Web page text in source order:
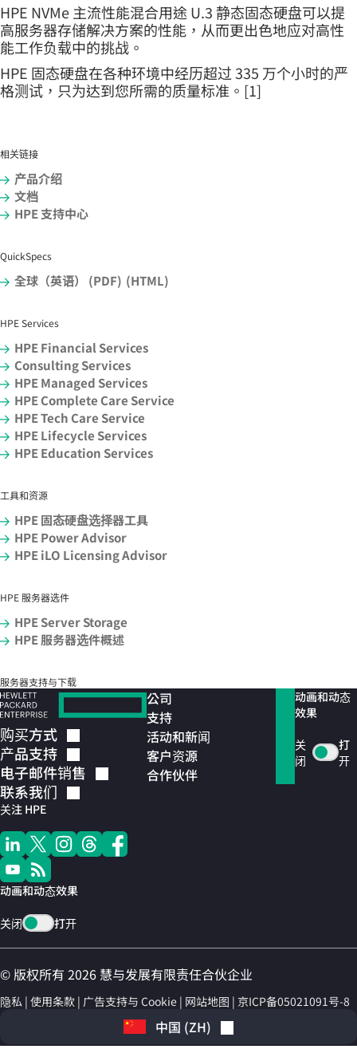
HPE NVMe 主流性能混合用途 U.3 静态固态硬盘可以提
高服务器存储解决方案的性能，从而更出色地应对高性
能工作负载中的挑战。
HPE 固态硬盘在各种环境中经历超过 335 万个小时的严
格测试，只为达到您所需的质量标准。[1]
相关链接
产品介绍
文档
HPE 支持中心
QuickSpecs
全球（英语） (PDF) (HTML)
HPE Services
HPE Financial Services
Consulting Services
HPE Managed Services
HPE Complete Care Service
HPE Tech Care Service
HPE Lifecycle Services
HPE Education Services
工具和资源
HPE 固态硬盘选择器工具
HPE Power Advisor
HPE iLO Licensing Advisor
HPE 服务器选件
HPE Server Storage
HPE 服务器选件概述
服务器支持与下载
购买方式
产品支持
电子邮件销售
联系我们
关注 HPE
动画和动态效果
关闭 打开
公司
支持
活动和新闻
客户资源
合作伙伴
动画和动态
效果
关
闭
打
开
© 版权所有 2026 慧与发展有限责任合伙企业
隐私 使用条款 广告支持与 Cookie 网站地图 京ICP备05021091号-8
中国 (ZH)